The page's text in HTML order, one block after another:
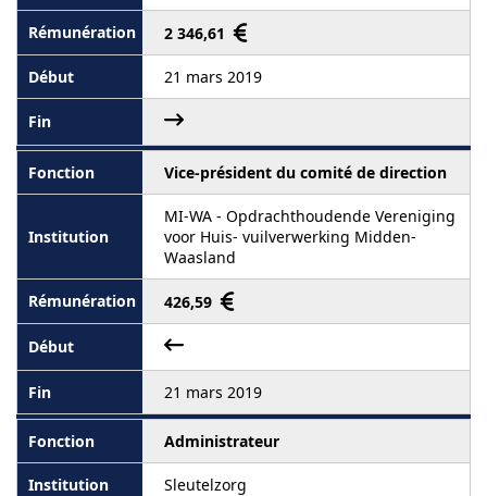
2 346,61
21 mars 2019
Vice-président du comité de direction
MI-WA - Opdrachthoudende Vereniging
voor Huis- vuilverwerking Midden-
Waasland
426,59
21 mars 2019
Administrateur
Sleutelzorg